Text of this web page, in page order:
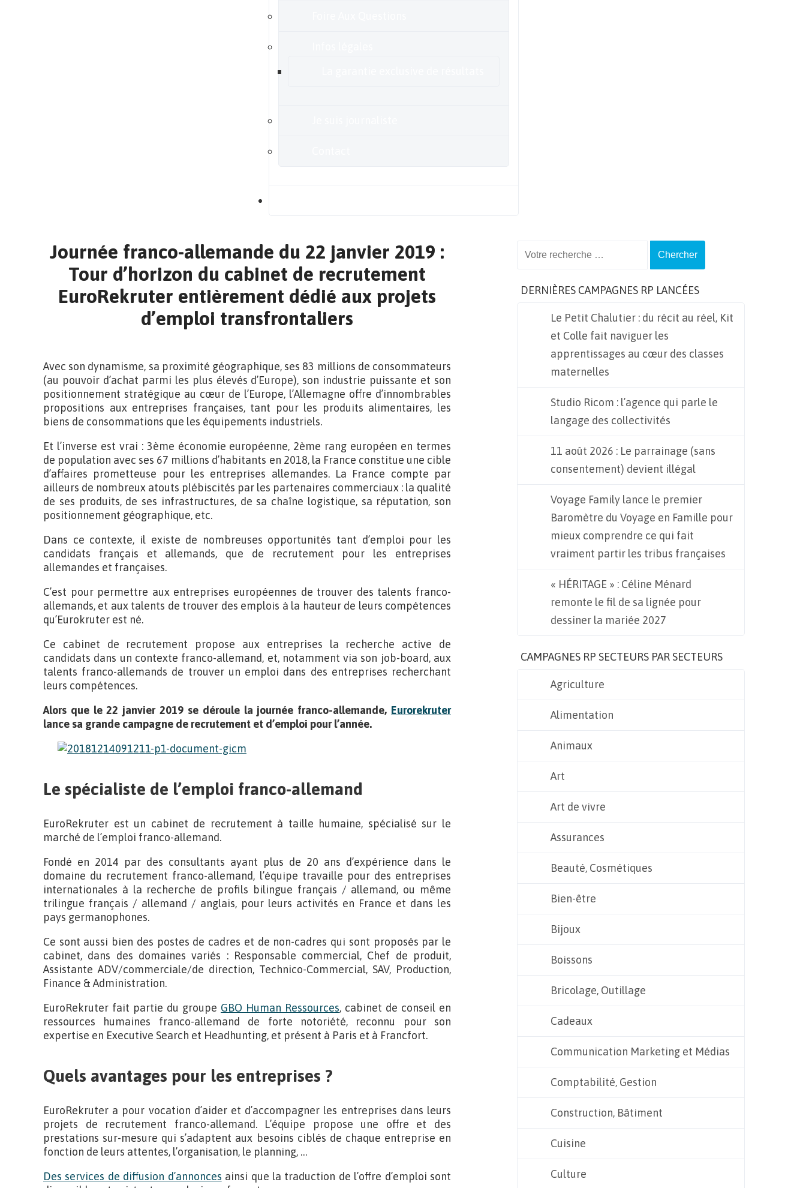
Journée franco-allemande du 22 janvier 2019 :
Tour d’horizon du cabinet de recrutement
EuroRekruter entièrement dédié aux projets
d’emploi transfrontaliers
Avec son dynamisme, sa proximité géographique, ses 83 millions de consommateurs
(au pouvoir d’achat parmi les plus élevés d’Europe), son industrie puissante et son
positionnement stratégique au cœur de l’Europe, l’Allemagne offre d’innombrables
propositions aux entreprises françaises, tant pour les produits alimentaires, les
biens de consommations que les équipements industriels.
Et l’inverse est vrai : 3ème économie européenne, 2ème rang européen en termes
de population avec ses 67 millions d’habitants en 2018, la France constitue une cible
d’affaires prometteuse pour les entreprises allemandes. La France compte par
ailleurs de nombreux atouts plébiscités par les partenaires commerciaux : la qualité
de ses produits, de ses infrastructures, de sa chaîne logistique, sa réputation, son
positionnement géographique, etc.
Dans ce contexte, il existe de nombreuses opportunités tant d’emploi pour les
candidats français et allemands, que de recrutement pour les entreprises
allemandes et françaises.
C’est pour permettre aux entreprises européennes de trouver des talents franco-
allemands, et aux talents de trouver des emplois à la hauteur de leurs compétences
qu’Eurokruter est né.
Ce cabinet de recrutement propose aux entreprises la recherche active de
candidats dans un contexte franco-allemand, et, notamment via son job-board, aux
talents franco-allemands de trouver un emploi dans des entreprises recherchant
leurs compétences.
Alors que le 22 janvier 2019 se déroule la journée franco-allemande, Eurorekruter
lance sa grande campagne de recrutement et d’emploi pour l’année.
Le spécialiste de l’emploi franco-allemand
EuroRekruter est un cabinet de recrutement à taille humaine, spécialisé sur le
marché de l’emploi franco-allemand.
Fondé en 2014 par des consultants ayant plus de 20 ans d’expérience dans le
domaine du recrutement franco-allemand, l’équipe travaille pour des entreprises
internationales à la recherche de profils bilingue français / allemand, ou même
trilingue français / allemand / anglais, pour leurs activités en France et dans les
pays germanophones.
Ce sont aussi bien des postes de cadres et de non-cadres qui sont proposés par le
cabinet, dans des domaines variés : Responsable commercial, Chef de produit,
Assistante ADV/commerciale/de direction, Technico-Commercial, SAV, Production,
Finance & Administration.
EuroRekruter fait partie du groupe GBO Human Ressources, cabinet de conseil en
ressources humaines franco-allemand de forte notoriété, reconnu pour son
expertise en Executive Search et Headhunting, et présent à Paris et à Francfort.
Quels avantages pour les entreprises ?
EuroRekruter a pour vocation d’aider et d’accompagner les entreprises dans leurs
projets de recrutement franco-allemand. L’équipe propose une offre et des
prestations sur-mesure qui s’adaptent aux besoins ciblés de chaque entreprise en
fonction de leurs attentes, l’organisation, le planning, …
Des services de diffusion d’annonces ainsi que la traduction de l’offre d’emploi sont
DERNIÈRES CAMPAGNES RP LANCÉES
Le Petit Chalutier : du récit au réel, Kit
et Colle fait naviguer les
apprentissages au cœur des classes
maternelles
Studio Ricom : l’agence qui parle le
langage des collectivités
11 août 2026 : Le parrainage (sans
consentement) devient illégal
Voyage Family lance le premier
Baromètre du Voyage en Famille pour
mieux comprendre ce qui fait
vraiment partir les tribus françaises
« HÉRITAGE » : Céline Ménard
remonte le fil de sa lignée pour
dessiner la mariée 2027
CAMPAGNES RP SECTEURS PAR SECTEURS
Agriculture
Alimentation
Animaux
Art
Art de vivre
Assurances
Beauté, Cosmétiques
Bien-être
Bijoux
Boissons
Bricolage, Outillage
Cadeaux
Communication Marketing et Médias
Comptabilité, Gestion
Construction, Bâtiment
Cuisine
Culture